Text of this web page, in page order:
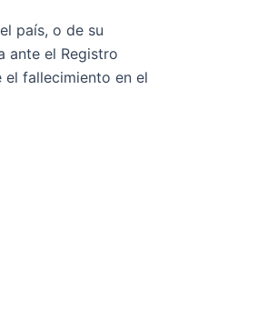
país, o de su
ante el Registro
el fallecimiento en el